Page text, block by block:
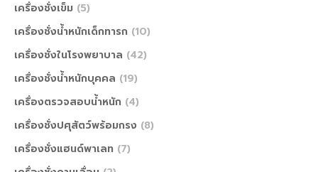
เครื่องชั่งเข็ม (5)
เครื่องชั่งน้ำหนักเด็กทารก (10)
เครื่องชั่งในโรงพยาบาล (42)
เครื่องชั่งน้ำหนักบุคคล (19)
เครื่องตรวจสอบน้ำหนัก (4)
เครื่องชั่งปศุสัตว์พร้อมกรง (8)
เครื่องชั่งแฮนด์พาเลท (7)